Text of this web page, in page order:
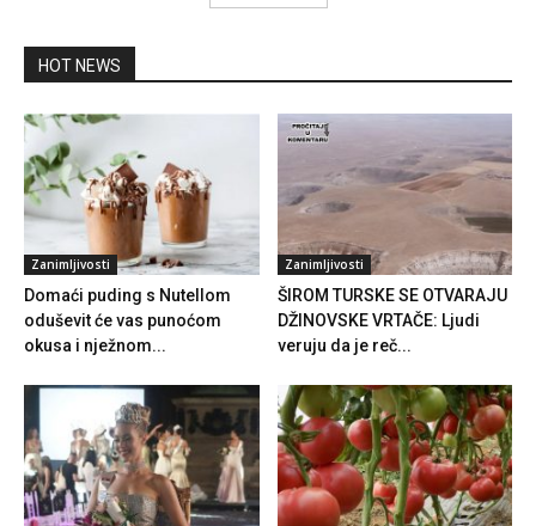
HOT NEWS
Zanimljivosti
Domaći puding s Nutellom
oduševit će vas punoćom
okusa i nježnom...
Zanimljivosti
ŠIROM TURSKE SE OTVARAJU
DŽINOVSKE VRTAČE: Ljudi
veruju da je reč...